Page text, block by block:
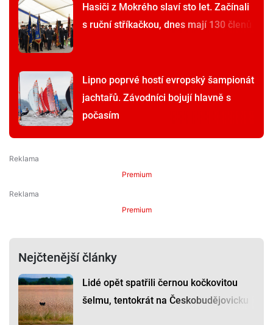
Hasiči z Mokrého slaví sto let. Začínali
s ruční stříkačkou, dnes mají 130 členů
Lipno poprvé hostí evropský šampionát
jachtařů. Závodníci bojují hlavně s
počasím
Premium
Premium
Nejčtenější články
Lidé opět spatřili černou kočkovitou
šelmu, tentokrát na Českobudějovicku